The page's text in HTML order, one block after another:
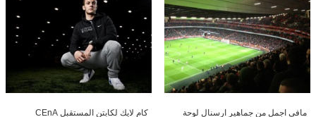
مافي اجمل من جماهير ارسنال لوحة
كام لايك لكابتن المستقبل CEnA